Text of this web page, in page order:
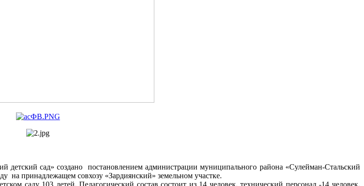
детский сад» создано постановлением администрации муниципального района «Сулейман-Стальский
на принадлежащем совхозу «Зардиянский» земельном участке.